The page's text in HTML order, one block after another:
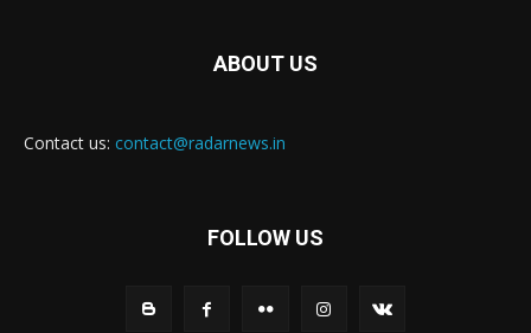
ABOUT US
Contact us: contact@radarnews.in
FOLLOW US